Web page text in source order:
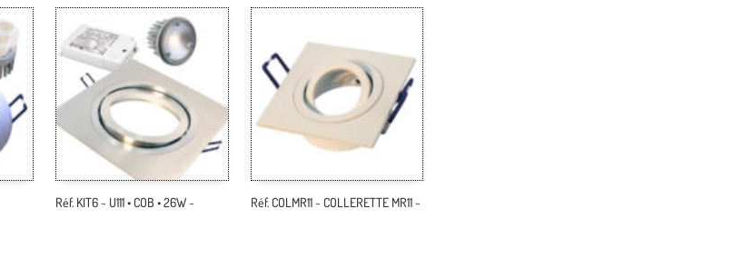
Réf. KIT6 ~ U111 • COB • 26W ~ Réf. COLMR11 ~ COLLERETTE MR11 ~